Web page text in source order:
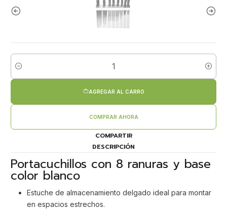
Cantidad
AGREGAR AL CARRO
COMPRAR AHORA
COMPARTIR
DESCRIPCIÓN
Portacuchillos con 8 ranuras y base
color blanco
Estuche de almacenamiento delgado ideal para montar
en espacios estrechos.